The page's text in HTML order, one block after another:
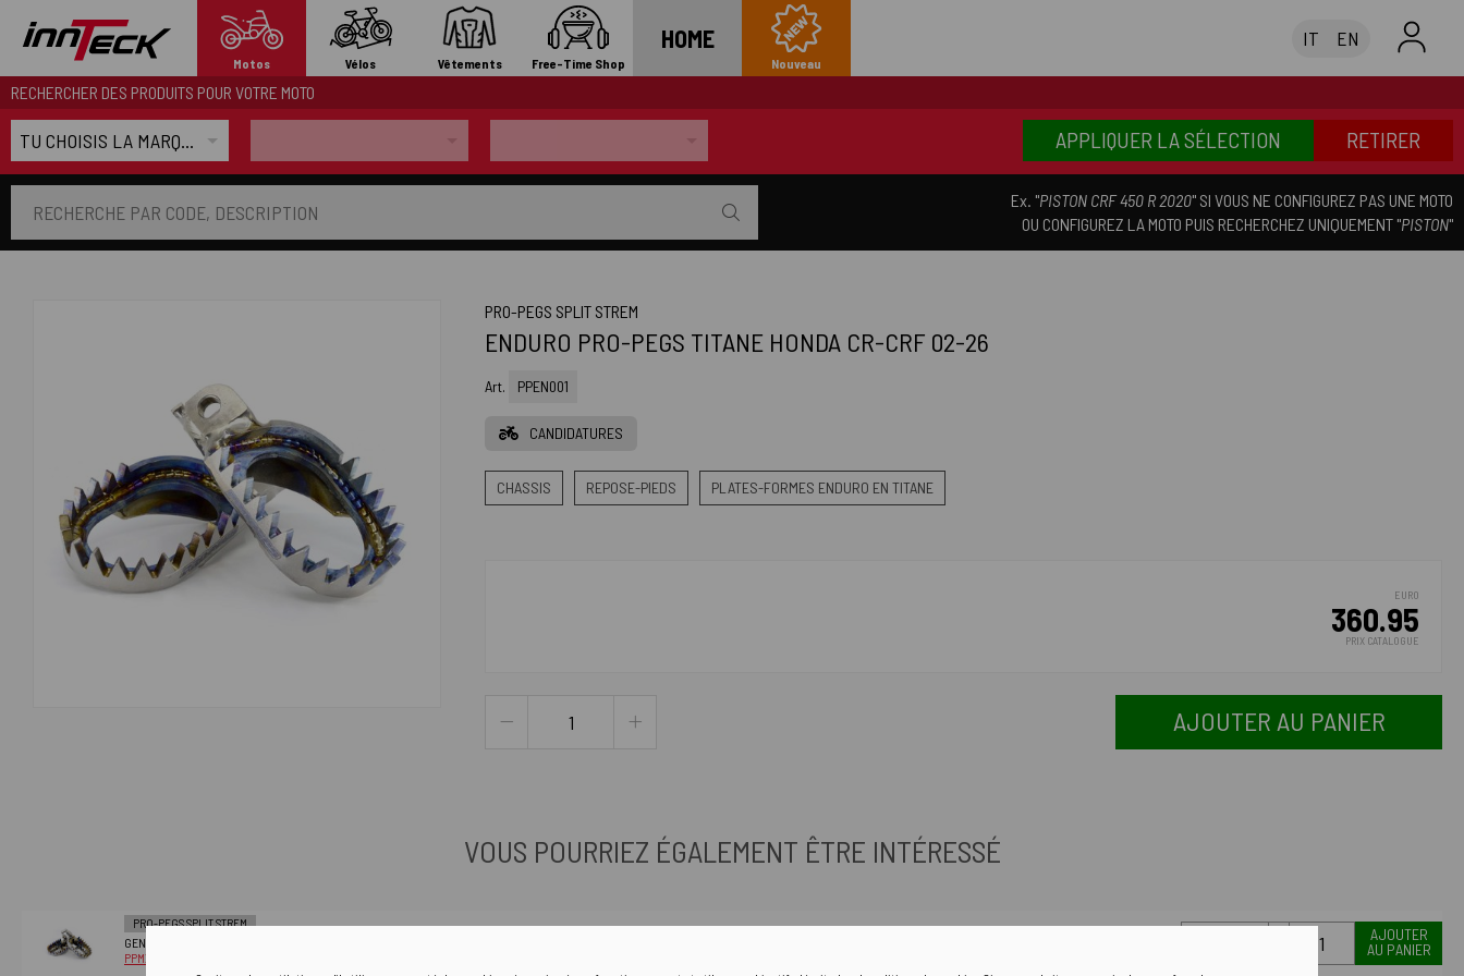
IT EN
Motos Vélos Vêtements Free-Time Shop
HOME
Nouveau
RECHERCHER DES PRODUITS POUR VOTRE MOTO
APPLIQUER LA SÉLECTION RETIRER
Ex. "PISTON CRF 450 R 2020" SI VOUS NE CONFIGUREZ PAS UNE MOTO
OU CONFIGUREZ LA MOTO PUIS RECHERCHEZ UNIQUEMENT "PISTON"
PRO-PEGS SPLIT STREM
ENDURO PRO-PEGS TITANE HONDA CR-CRF 02-26
Art. PPEN001
CANDIDATURES
CHASSIS REPOSE-PIEDS PLATES-FORMES ENDURO EN TITANE
EURO
360.95
PRIX CATALOGUE
AJOUTER AU PANIER
VOUS POURRIEZ ÉGALEMENT ÊTRE INTÉRESSÉ
PRO-PEGS SPLIT STREM
GENOUILLÈRES MX TITANE KAWASAKI KX250F KX450F
PPMX003
AJOUTER
AU PANIER